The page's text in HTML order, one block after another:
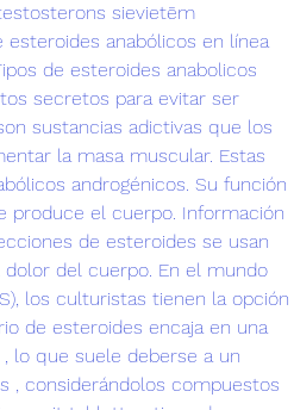
sievietēm
anabólicos en línea
de esteroides anabolicos
secretos para evitar ser
sustancias adictivas que los
la masa muscular. Estas
androgénicos. Su función
produce el cuerpo. Información
de esteroides se usan
dolor del cuerpo. En el mundo
los culturistas tienen la opción
de esteroides encaja en una
lo que suele deberse a un
, considerándolos compuestos